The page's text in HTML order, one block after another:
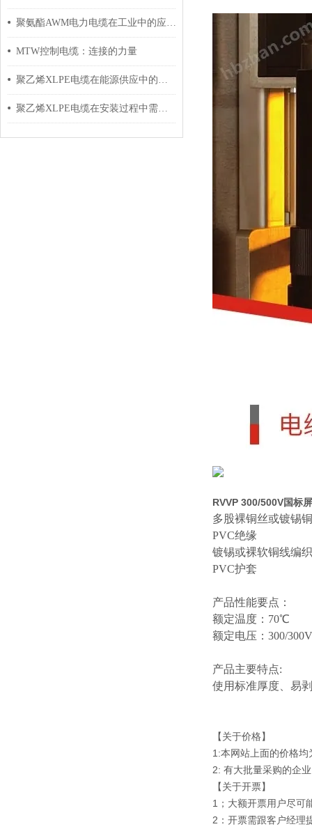
聚氨酯AWM电力电缆在工业中的应用与影响
MTW控制电缆：连接的力量
聚乙烯XLPE电缆在能源供应中的应用
聚乙烯XLPE电缆在安装过程中需要注意哪些事项？
RVVP 300/500V国标
多股裸铜丝或镀锡
PVC绝缘
镀锡或裸软铜线编
PVC护套
产品性能要点：
额定温度： 70℃
额定电压： 300/300V
产品主要特点:
使用标准厚度、易
【关于价格】
1:本网站上面的价格
2: 有大批量采购的企
【关于开票】
1；大额开票用户尽可
2：开票需跟客户经理